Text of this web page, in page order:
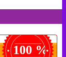
100 %